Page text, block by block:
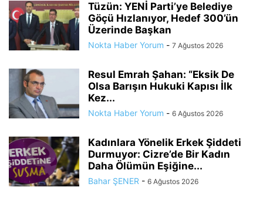
Tüzün: YENİ Parti’ye Belediye
Göçü Hızlanıyor, Hedef 300’ün
Üzerinde Başkan
Nokta Haber Yorum - 7 Ağustos 2026
Resul Emrah Şahan: “Eksik De
Olsa Barışın Hukuki Kapısı İlk
Kez...
Nokta Haber Yorum - 6 Ağustos 2026
Kadınlara Yönelik Erkek Şiddeti
Durmuyor: Cizre’de Bir Kadın
Daha Ölümün Eşiğine...
Bahar ŞENER - 6 Ağustos 2026